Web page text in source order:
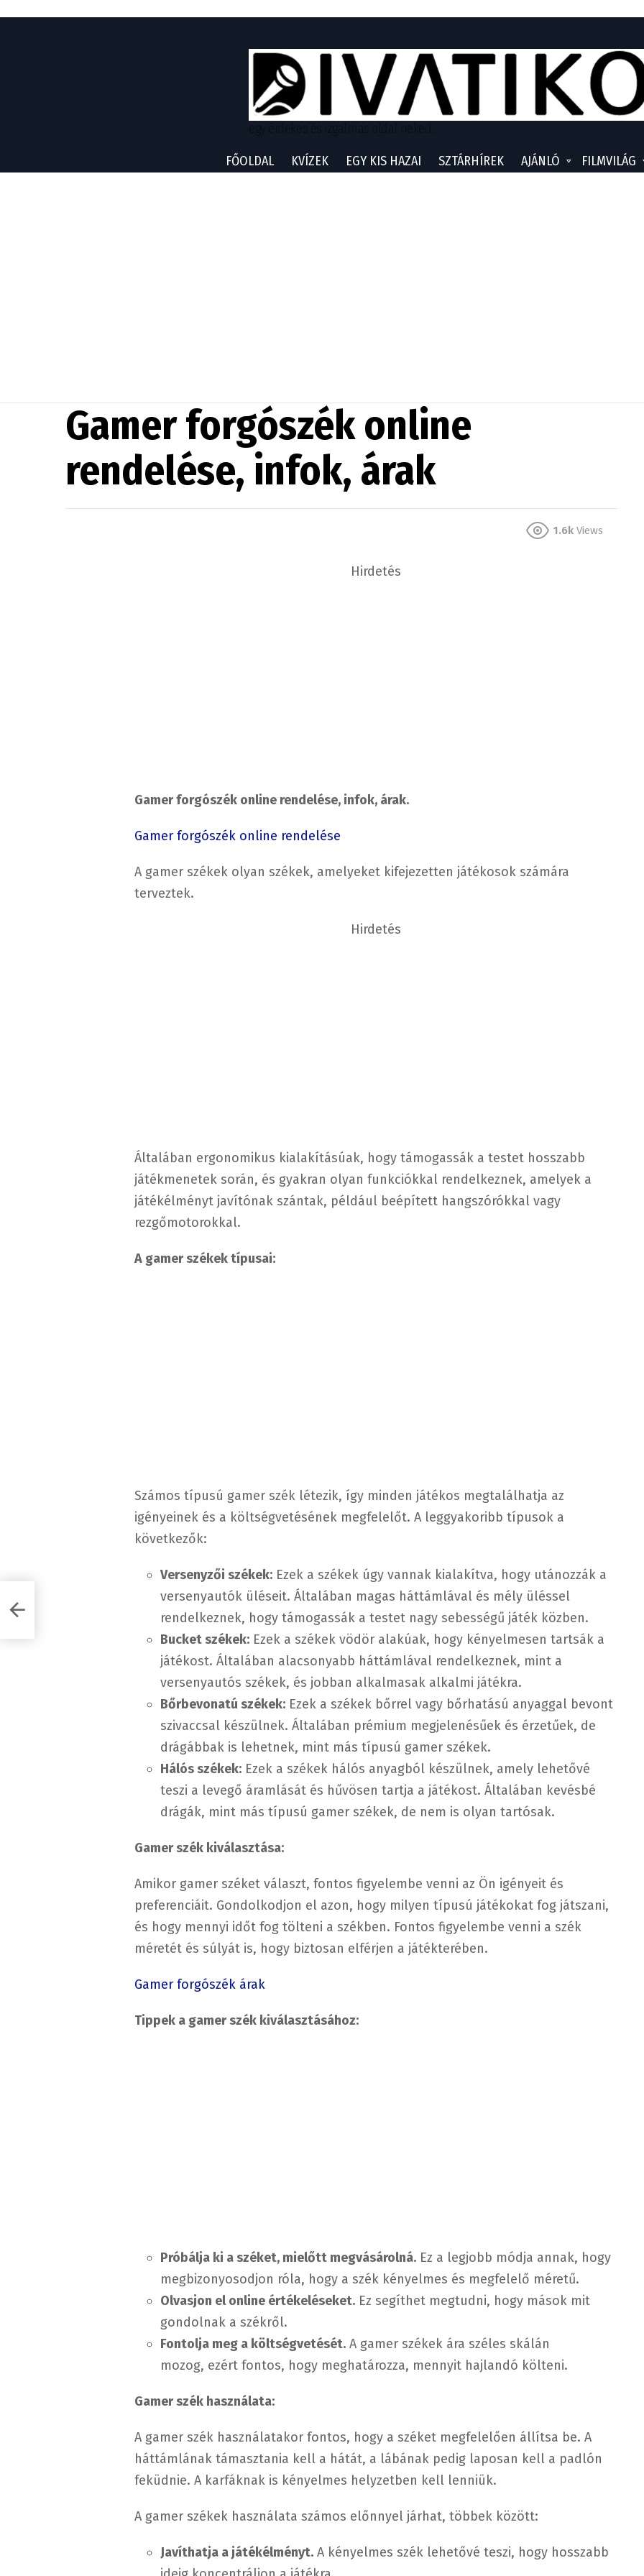
FŐOLDAL KVÍZEK EGY KIS HAZAI SZTÁRHÍREK AJÁNLÓ FILMVILÁG
Gamer forgószék online
rendelése, infok, árak
1.6k Views
Hirdetés
Gamer forgószék online rendelése, infok, árak.
Gamer forgószék online rendelése
A gamer székek olyan székek, amelyeket kifejezetten játékosok számára
terveztek.
Hirdetés
Általában ergonomikus kialakításúak, hogy támogassák a testet hosszabb
játékmenetek során, és gyakran olyan funkciókkal rendelkeznek, amelyek a
játékélményt javítónak szántak, például beépített hangszórókkal vagy
rezgőmotorokkal.
A gamer székek típusai:
Számos típusú gamer szék létezik, így minden játékos megtalálhatja az
igényeinek és a költségvetésének megfelelőt. A leggyakoribb típusok a
következők:
Versenyzői székek: Ezek a székek úgy vannak kialakítva, hogy utánozzák a
versenyautók üléseit. Általában magas háttámlával és mély üléssel
rendelkeznek, hogy támogassák a testet nagy sebességű játék közben.
Bucket székek: Ezek a székek vödör alakúak, hogy kényelmesen tartsák a
játékost. Általában alacsonyabb háttámlával rendelkeznek, mint a
versenyautós székek, és jobban alkalmasak alkalmi játékra.
Bőrbevonatú székek: Ezek a székek bőrrel vagy bőrhatású anyaggal bevont
szivaccsal készülnek. Általában prémium megjelenésűek és érzetűek, de
drágábbak is lehetnek, mint más típusú gamer székek.
Hálós székek: Ezek a székek hálós anyagból készülnek, amely lehetővé
teszi a levegő áramlását és hűvösen tartja a játékost. Általában kevésbé
drágák, mint más típusú gamer székek, de nem is olyan tartósak.
Gamer szék kiválasztása:
Amikor gamer széket választ, fontos figyelembe venni az Ön igényeit és
preferenciáit. Gondolkodjon el azon, hogy milyen típusú játékokat fog játszani,
és hogy mennyi időt fog tölteni a székben. Fontos figyelembe venni a szék
méretét és súlyát is, hogy biztosan elférjen a játékterében.
Gamer forgószék árak
Tippek a gamer szék kiválasztásához:
Próbálja ki a széket, mielőtt megvásárolná. Ez a legjobb módja annak, hogy
megbizonyosodjon róla, hogy a szék kényelmes és megfelelő méretű.
Olvasjon el online értékeléseket. Ez segíthet megtudni, hogy mások mit
gondolnak a székről.
Fontolja meg a költségvetését. A gamer székek ára széles skálán
mozog, ezért fontos, hogy meghatározza, mennyit hajlandó költeni.
Gamer szék használata:
A gamer szék használatakor fontos, hogy a széket megfelelően állítsa be. A
háttámlának támasztania kell a hátát, a lábának pedig laposan kell a padlón
feküdnie. A karfáknak is kényelmes helyzetben kell lenniük.
A gamer székek használata számos előnnyel járhat, többek között:
Javíthatja a játékélményt. A kényelmes szék lehetővé teszi, hogy hosszabb